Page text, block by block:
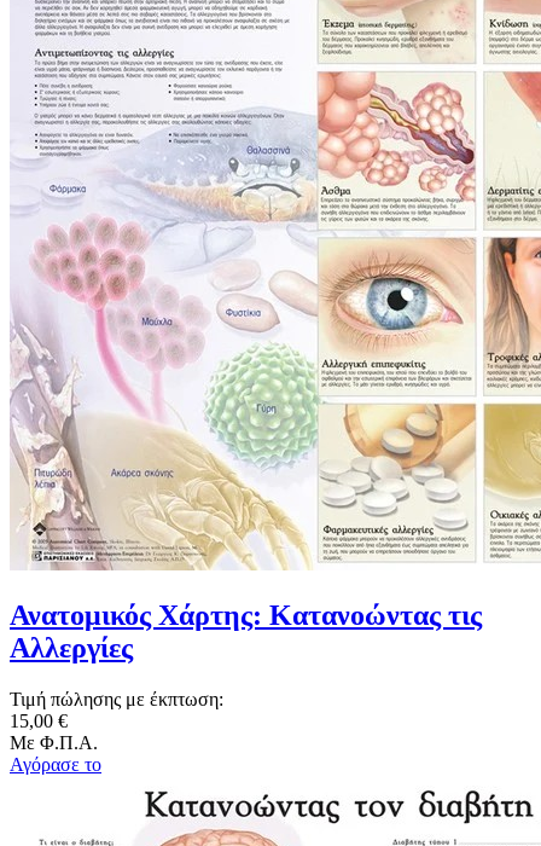
Ανατομικός Χάρτης: Κατανοώντας τις
Αλλεργίες
Τιμή πώλησης με έκπτωση:
15,00 €
Με Φ.Π.Α.
Αγόρασε το